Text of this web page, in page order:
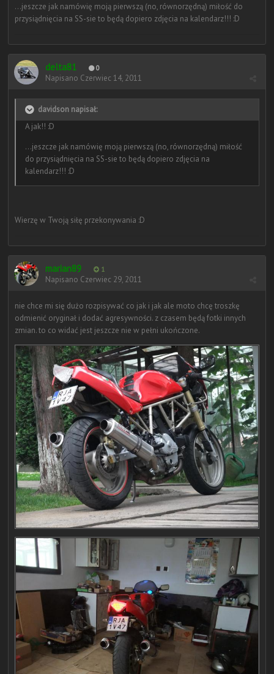
...jeszcze jak namówię moją pierwszą (no, równorzędną) miłość do
przysiądnięcia na SS-sie to będą dopiero zdjęcia na kalendarz!!! :D
delta81 0
Napisano Czerwiec 14, 2011
davidson napisał:
A jak!! :D
...jeszcze jak namówię moją pierwszą (no, równorzędną) miłość
do przysiądnięcia na SS-sie to będą dopiero zdjęcia na
kalendarz!!! :D
Wierzę w Twoją siłę przekonywania :D
marian89 1
Napisano Czerwiec 29, 2011
nie chce mi się dużo rozpisywać co jak i jak ale moto chcę troszkę
odmienić oryginał i dodać agresywności. z czasem będą fotki innych
zmian. to co widać jest jeszcze nie w pełni ukończone.